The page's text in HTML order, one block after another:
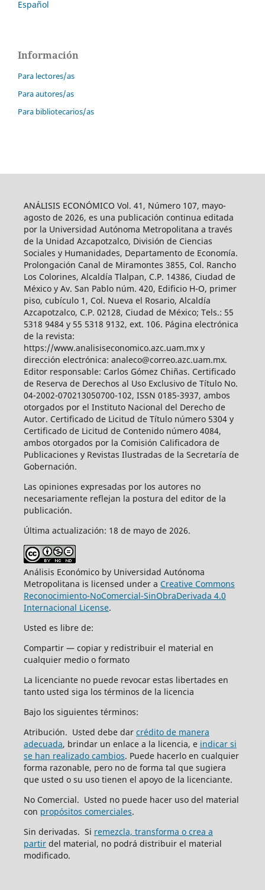
Español
Información
Para lectores/as
Para autores/as
Para bibliotecarios/as
ANÁLISIS ECONÓMICO Vol. 41, Número 107, mayo-
agosto de 2026, es una publicación continua editada
por la Universidad Autónoma Metropolitana a través
de la Unidad Azcapotzalco, División de Ciencias
Sociales y Humanidades, Departamento de Economía.
Prolongación Canal de Miramontes 3855, Col. Rancho
Los Colorines, Alcaldía Tlalpan, C.P. 14386, Ciudad de
México y Av. San Pablo núm. 420, Edificio H-O, primer
piso, cubículo 1, Col. Nueva el Rosario, Alcaldía
Azcapotzalco, C.P. 02128, Ciudad de México; Tels.: 55
5318 9484 y 55 5318 9132, ext. 106. Página electrónica
de la revista:
https://www.analisiseconomico.azc.uam.mx y
dirección electrónica: analeco@correo.azc.uam.mx.
Editor responsable: Carlos Gómez Chiñas. Certificado
de Reserva de Derechos al Uso Exclusivo de Título No.
04-2002-070213050700-102, ISSN 0185-3937, ambos
otorgados por el Instituto Nacional del Derecho de
Autor. Certificado de Licitud de Título número 5304 y
Certificado de Licitud de Contenido número 4084,
ambos otorgados por la Comisión Calificadora de
Publicaciones y Revistas Ilustradas de la Secretaría de
Gobernación.
Las opiniones expresadas por los autores no
necesariamente reflejan la postura del editor de la
publicación.
Última actualización: 18 de mayo de 2026.
Análisis Económico by Universidad Autónoma
Metropolitana is licensed under a Creative Commons
Reconocimiento-NoComercial-SinObraDerivada 4.0
Internacional License.
Usted es libre de:
Compartir — copiar y redistribuir el material en
cualquier medio o formato
La licenciante no puede revocar estas libertades en
tanto usted siga los términos de la licencia
Bajo los siguientes términos:
Atribución. Usted debe dar crédito de manera
adecuada, brindar un enlace a la licencia, e indicar si
se han realizado cambios. Puede hacerlo en cualquier
forma razonable, pero no de forma tal que sugiera
que usted o su uso tienen el apoyo de la licenciante.
No Comercial. Usted no puede hacer uso del material
con propósitos comerciales.
Sin derivadas. Si remezcla, transforma o crea a
partirdel material, no podrá distribuir el material
modificado.